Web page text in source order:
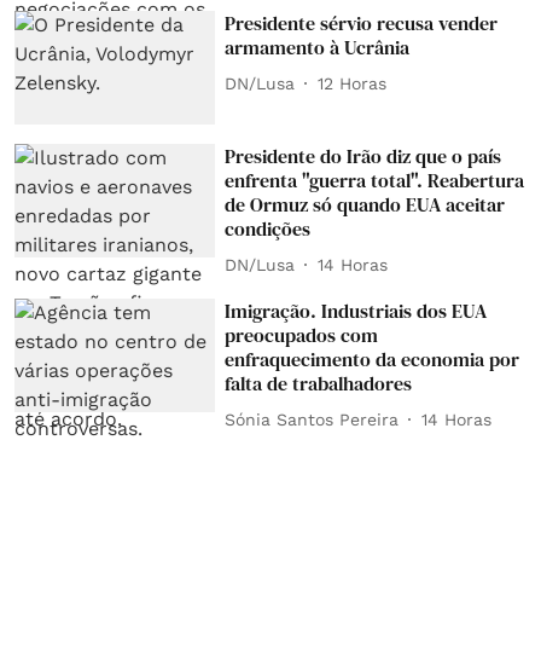
Presidente sérvio recusa vender
armamento à Ucrânia
DN/Lusa 12 Horas
Presidente do Irão diz que o país
enfrenta "guerra total". Reabertura
de Ormuz só quando EUA aceitar
condições
DN/Lusa 14 Horas
Imigração. Industriais dos EUA
preocupados com
enfraquecimento da economia por
falta de trabalhadores
Sónia Santos Pereira 14 Horas